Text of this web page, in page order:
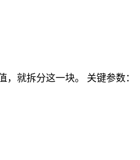
就拆分这一块。 关键参数：